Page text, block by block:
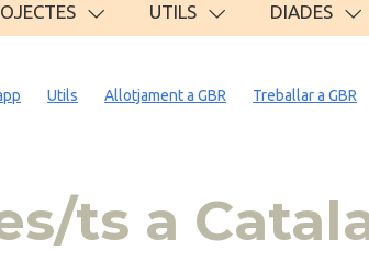
UTILS DIADES
Utils Allotjament a GBR Treballar a GBR
ts a